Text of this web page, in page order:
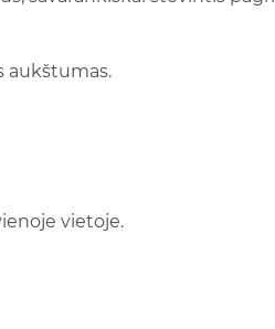
aukštumas.
vietoje.